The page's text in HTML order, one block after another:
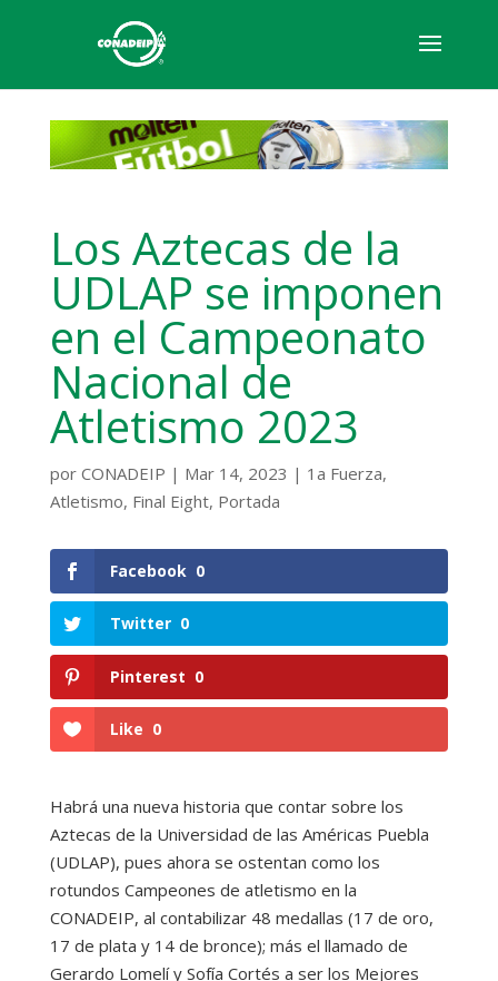
Los Aztecas de la
UDLAP se imponen
en el Campeonato
Nacional de
Atletismo 2023
por CONADEIP | Mar 14, 2023 | 1a Fuerza,
Atletismo, Final Eight, Portada
Facebook 0
Twitter 0
Pinterest 0
Like 0
Habrá una nueva historia que contar sobre los
Aztecas de la Universidad de las Américas Puebla
(UDLAP), pues ahora se ostentan como los
rotundos Campeones de atletismo en la
CONADEIP, al contabilizar 48 medallas (17 de oro,
17 de plata y 14 de bronce); más el llamado de
Gerardo Lomelí y Sofía Cortés a ser los Mejores